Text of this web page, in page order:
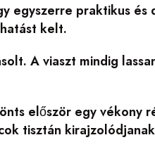
egyszerre praktikus
kelt.
A viaszt mindig
először egy vékony
tisztán